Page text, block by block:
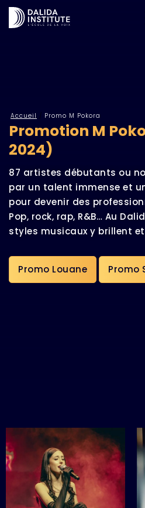
Accueil / Promo M Pokora
Promotion M
2024)
​87 artistes débutants ou
par un talent immense et
pour devenir des
​Pop, rock, rap, R&B… Au
styles musicaux y brillent
Promo Louane Promo